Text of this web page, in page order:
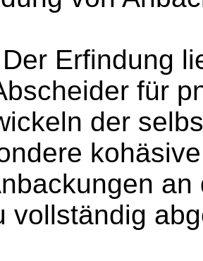
Der Erfindung
für
der
vollständig